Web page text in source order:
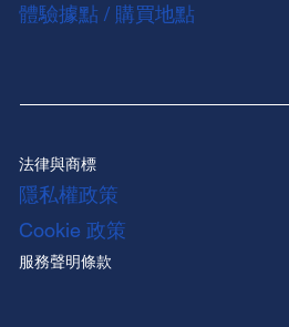
體驗據點 / 購買地點
法律與商標
隱私權政策
Cookie 政策
服務聲明條款